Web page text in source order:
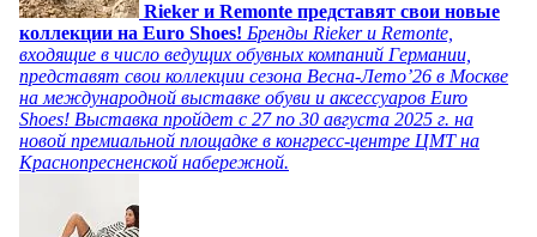
Rieker и Remonte представят свои новые
коллекции на Euro Shoes! Бренды Rieker и Remonte,
входящие в число ведущих обувных компаний Германии,
представят свои коллекции сезона Весна-Лето’26 в Москве
на международной выставке обуви и аксессуаров Euro
Shoes! Выставка пройдет c 27 по 30 августа 2025 г. на
новой премиальной площадке в конгресс-центре ЦМТ на
Краснопресненской набережной.